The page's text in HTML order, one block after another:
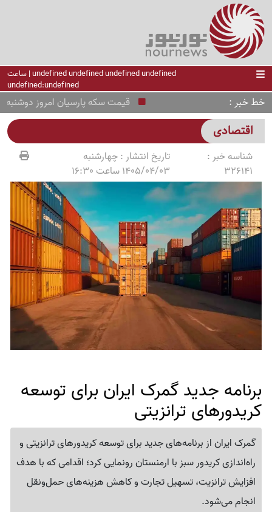
undefined undefined undefined undefined | ساعت
undefined:undefined
خط خبر قیمت سکه پارسیان امروز دوشنبه 19 مرداد 1405
اقتصادی
شناسه خبر :
326141
تاریخ انتشار :چهارشنبه
1405/04/03 ساعت 16:30
برنامه جدید گمرک ایران برای توسعه
کریدورهای ترانزیتی
گمرک ایران از برنامه‌های جدید برای توسعه کریدورهای ترانزیتی و
راه‌اندازی کریدور سبز با ارمنستان رونمایی کرد؛ اقدامی که با هدف
افزایش ترانزیت، تسهیل تجارت و کاهش هزینه‌های حمل‌ونقل
انجام می‌شود.